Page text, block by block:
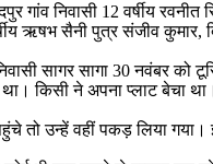
निवासी 12 वर्षीय रवनीत
ऋषभ सैनी पुत्र संजीव कुमार,
सागर सागा 30 नवंबर को
किसी ने अपना प्लाट बेचा
तो उन्हें वहीं पकड़ लिया